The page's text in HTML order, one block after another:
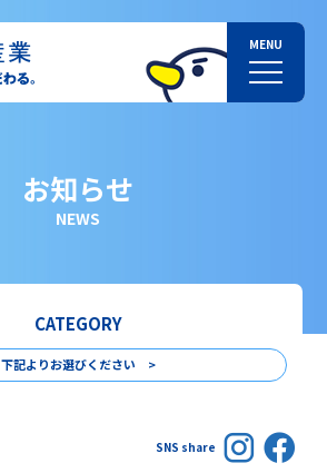
お知らせ
NEWS
CATEGORY
下記よりお選びください >
SNS share